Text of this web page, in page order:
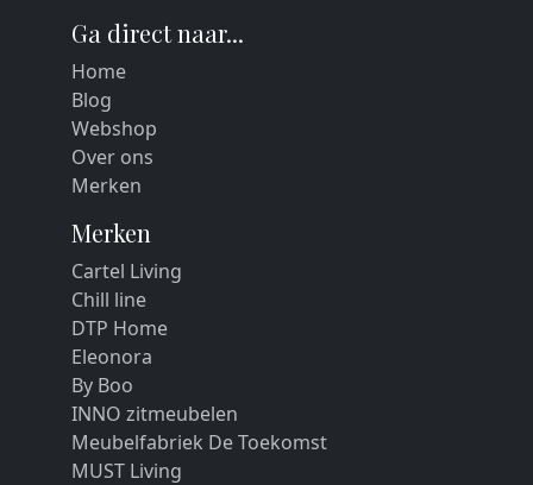
Ga direct naar...
Home
Blog
Webshop
Over ons
Merken
Merken
Cartel Living
Chill line
DTP Home
Eleonora
By Boo
INNO zitmeubelen
Meubelfabriek De Toekomst
MUST Living